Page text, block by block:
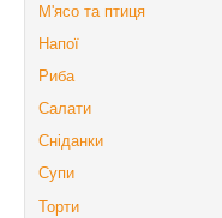
М'ясо та птиця
Напої
Риба
Салати
Сніданки
Супи
Торти